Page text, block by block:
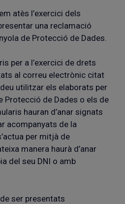
atès l’exercici dels
una reclamació
de Protecció de Dades.
per a l’exercici de drets
al correu electrònic citat
utilitzar els elaborats per
Protecció de Dades o els de
hauran d’anar signats
acompanyats de la
per mitjà de
manera haurà d’anar
del seu DNI o amb
ser presentats